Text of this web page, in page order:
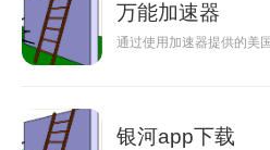
万能加速器
通过使用加速器提供的美
银河app下载